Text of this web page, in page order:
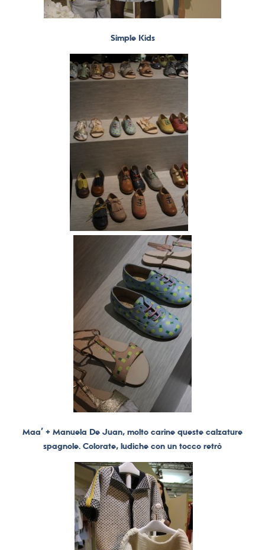
Simple Kids
Maa’ + Manuela De Juan, molto carine queste calzature
spagnole. Colorate, ludiche con un tocco retrò